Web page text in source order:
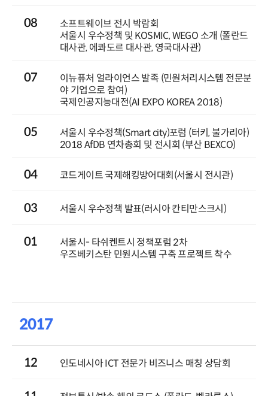
08
소프트웨이브 전시 박람회
서울시 우수정책 및 KOSMIC, WEGO 소개 (폴란드
대사관, 에콰도르 대사관, 영국대사관)
07
이뉴퓨처 얼라이언스 발족 (민원처리시스템 전문분
야 기업으로 참여)
국제인공지능대전(AI EXPO KOREA 2018)
05
서울시 우수정책(Smart city)포럼 (터키, 불가리아)
2018 AfDB 연차총회 및 전시회 (부산 BEXCO)
04 코드게이트 국제해킹방어대회(서울시 전시관)
03 서울시 우수정책 발표(러시아 칸티만스크시)
01
서울시- 타쉬켄트시 정책포럼 2차
우즈베키스탄 민원시스템 구축 프로젝트 착수
2017
12 인도네시아 ICT 전문가 비즈니스 매칭 상담회